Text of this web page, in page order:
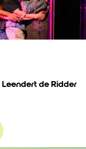
de Ridder